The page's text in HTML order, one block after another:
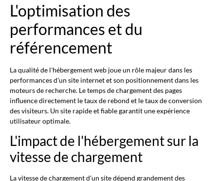
L'optimisation des
performances et du
référencement
La qualité de l'hébergement web joue un rôle majeur dans les
performances d'un site internet et son positionnement dans les
moteurs de recherche. Le temps de chargement des pages
influence directement le taux de rebond et le taux de conversion
des visiteurs. Un site rapide et fiable garantit une expérience
utilisateur optimale.
L'impact de l'hébergement sur la
vitesse de chargement
La vitesse de chargement d'un site dépend grandement des